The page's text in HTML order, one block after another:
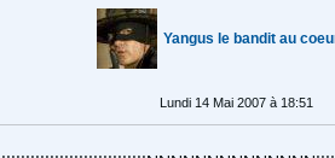
Yangus le bandit au
Lundi 14 Mai 2007 à 18:51